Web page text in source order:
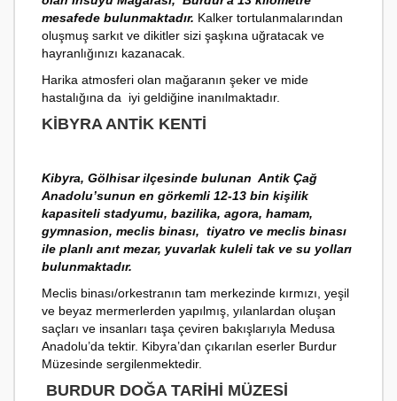
mesafede bulunmaktadır. Kalker tortulanmalarından
oluşmuş sarkıt ve dikitler sizi şaşkına uğratacak ve
hayranlığınızı kazanacak.
Harika atmosferi olan mağaranın şeker ve mide
hastalığına da iyi geldiğine inanılmaktadır.
KIBYRA ANTIK KENTI
Kibyra, Gölhisar ilçesinde bulunan Antik Çağ
Anadolu’sunun en görkemli 12-13 bin kişilik
kapasiteli stadyumu, bazilika, agora, hamam,
gymnasion, meclis binası, tiyatro ve meclis binası
ile planlı anıt mezar, yuvarlak kuleli tak ve su yolları
bulunmaktadır.
Meclis binası/orkestranın tam merkezinde kırmızı, yeşil
ve beyaz mermerlerden yapılmış, yılanlardan oluşan
saçları ve insanları taşa çeviren bakışlarıyla Medusa
Anadolu’da tektir. Kibyra’dan çıkarılan eserler Burdur
Müzesinde sergilenmektedir.
BURDUR DOĞA TARIHI MÜZESI